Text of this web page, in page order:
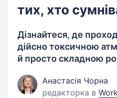
тих, хто
Дізнайтеся, де
дійсно токсичною
й просто складною
Анастасія Чорна
редакторка в